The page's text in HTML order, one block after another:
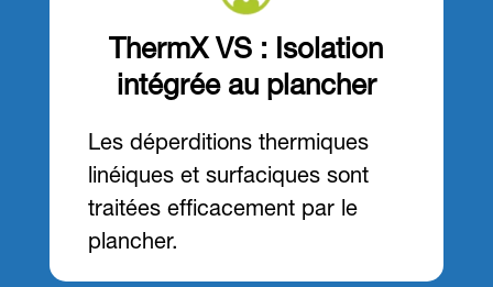
ThermX VS : Isolation
intégrée au plancher
Les déperditions thermiques
linéiques et surfaciques sont
traitées efficacement par le
plancher.